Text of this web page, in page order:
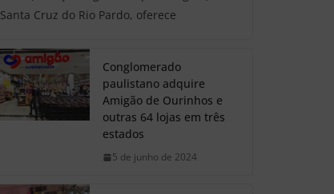
Santa Cruz do Rio Pardo, oferece
Conglomerado
paulistano adquire
Amigão de Ourinhos e
outras 64 lojas em três
estados
5 de junho de 2024